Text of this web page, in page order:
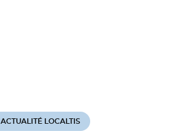
ACTUALITÉ LOCALTIS